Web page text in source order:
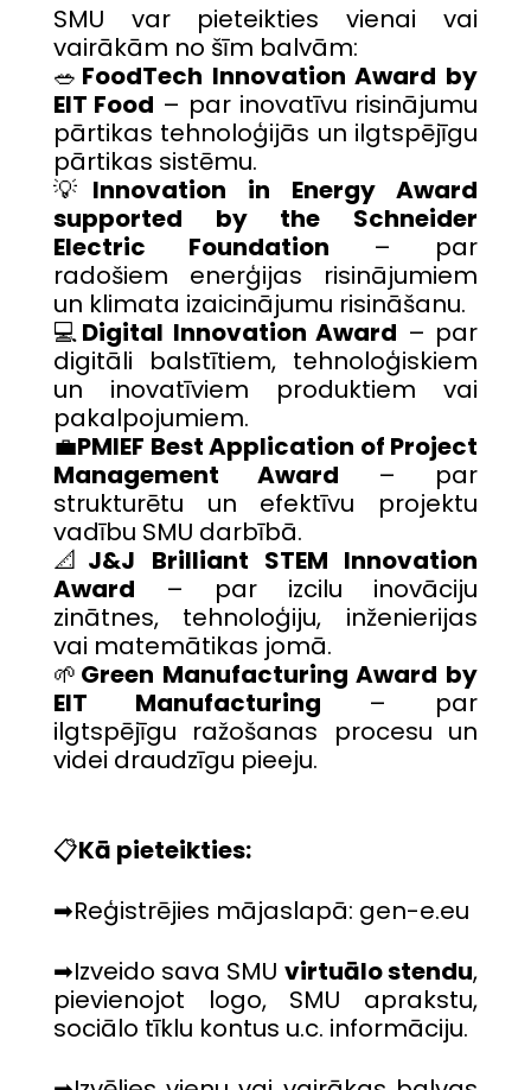
SMU var pieteikties vienai vai
vairākām no šīm balvām:
🥗 FoodTech Innovation Award by
EIT Food – par inovatīvu risinājumu
pārtikas tehnoloģijās un ilgtspējīgu
pārtikas sistēmu.
💡 Innovation in Energy Award
supported by the Schneider
Electric Foundation – par
radošiem enerģijas risinājumiem
un klimata izaicinājumu risināšanu.
💻Digital Innovation Award – par
digitāli balstītiem, tehnoloģiskiem
un inovatīviem produktiem vai
pakalpojumiem.
💼PMIEF Best Application of Project
Management Award – par
strukturētu un efektīvu projektu
vadību SMU darbībā.
📐 J&J Brilliant STEM Innovation
Award – par izcilu inovāciju
zinātnes, tehnoloģiju, inženierijas
vai matemātikas jomā.
🌱 Green Manufacturing Award by
EIT Manufacturing – par
ilgtspējīgu ražošanas procesu un
videi draudzīgu pieeju.
📋Kā pieteikties:
➡Reģistrējies mājaslapā: gen-e.eu
➡Izveido sava SMU virtuālo stendu,
pievienojot logo, SMU aprakstu,
sociālo tīklu kontus u.c. informāciju.